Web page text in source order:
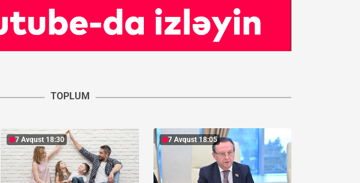
TOPLUM
7 Avqust 18:30 7 Avqust 18:05